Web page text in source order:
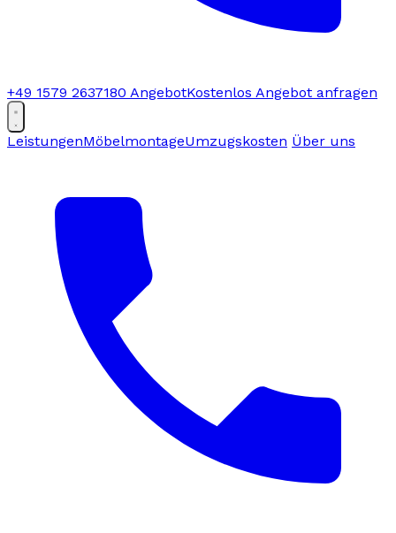
+49 1579 2637180 AngebotKostenlos Angebot anfragen
LeistungenMöbelmontageUmzugskosten Über uns